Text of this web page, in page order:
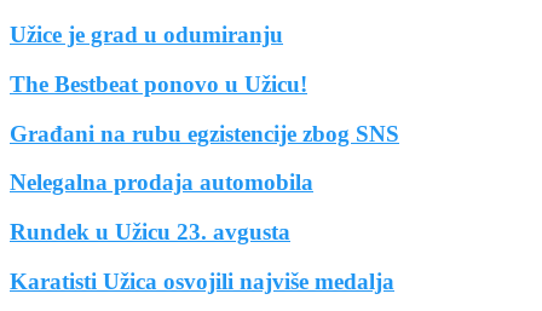
Užice je grad u odumiranju
The Bestbeat ponovo u Užicu!
Građani na rubu egzistencije zbog SNS
Nelegalna prodaja automobila
Rundek u Užicu 23. avgusta
Karatisti Užica osvojili najviše medalja